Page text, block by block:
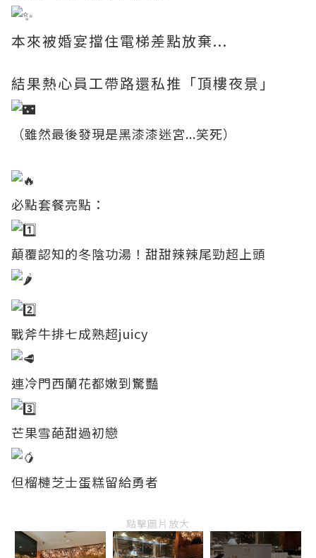
本來被婚宴擋住電梯差點放棄...
結果熱心員工帶路還私推「頂樓夜景」
（雖然最後發現是黑漆漆迷宮...笑死）
必點套餐亮點：
顛覆認知的冬陰功湯！甜甜辣辣尾勁超上頭
戰斧牛排七成熟超juicy
連冷門西蘭花都嫩到驚豔
芒果雪葩甜過初戀
但榴槤芝士蛋糕留給勇者
點擊圖片放大